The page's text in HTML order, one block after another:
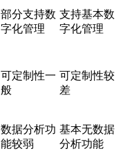
部分支持数
字化管理
支持基本数
字化管理
可定制性一
般
可定制性较
差
数据分析功
能较弱
基本无数据
分析功能